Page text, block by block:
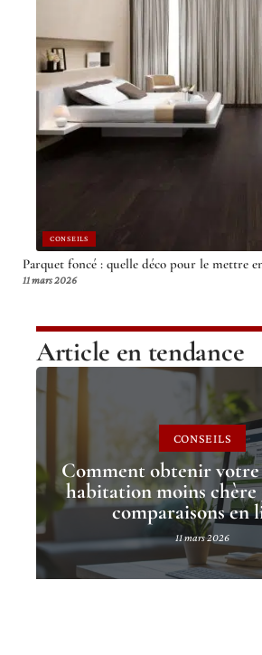
CONSEILS
Parquet foncé : quelle déco pour le mettre
11 mars 2026
Article en tendance
CONSEILS
Comment obtenir votre
habitation moins chère
comparaisons en
11 mars 2026